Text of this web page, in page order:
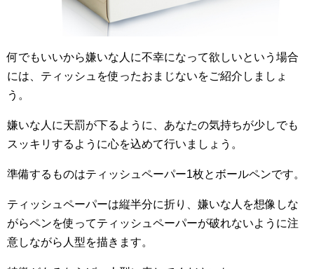
何でもいいから嫌いな人に不幸になって欲しいという場合
には、ティッシュを使ったおまじないをご紹介しましょ
う。
嫌いな人に天罰が下るように、あなたの気持ちが少しでも
スッキリするように心を込めて行いましょう。
準備するものはティッシュペーパー1枚とボールペンです。
ティッシュペーパーは縦半分に折り、嫌いな人を想像しな
がらペンを使ってティッシュペーパーが破れないように注
意しながら人型を描きます。